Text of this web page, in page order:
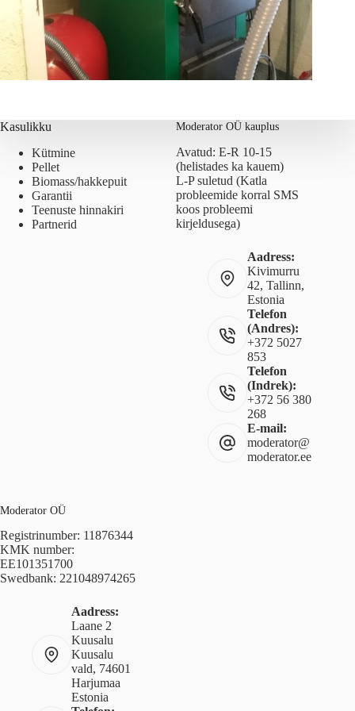
Kasulikku
Kütmine
Pellet
Biomass/hakkepuit
Garantii
Teenuste hinnakiri
Partnerid
Moderator OÜ kauplus
Avatud: E-R 10-15
(helistades ka kauem)
L-P suletud (Katla
probleemide korral SMS
koos probleemi
kirjeldusega)
Aadress:
Kivimurru
42, Tallinn,
Estonia
Telefon
(Andres):
+372 5027
853
Telefon
(Indrek):
+372 56 380
268
E-mail:
moderator@
moderator.ee
Moderator OÜ
Registrinumber: 11876344
KMK number:
EE101351700
Swedbank: 221048974265
Aadress:
Laane 2
Kuusalu
Kuusalu
vald, 74601
Harjumaa
Estonia